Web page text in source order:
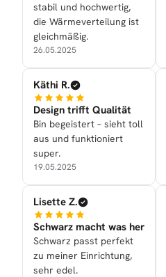
stabil und hochwertig,
die Wärmeverteilung ist
gleichmäßig.
26.05.2025
Käthi R.
Design trifft Qualität
Bin begeistert – sieht toll
aus und funktioniert
super.
19.05.2025
Lisette Z.
Schwarz macht was her
Schwarz passt perfekt
zu meiner Einrichtung,
sehr edel.